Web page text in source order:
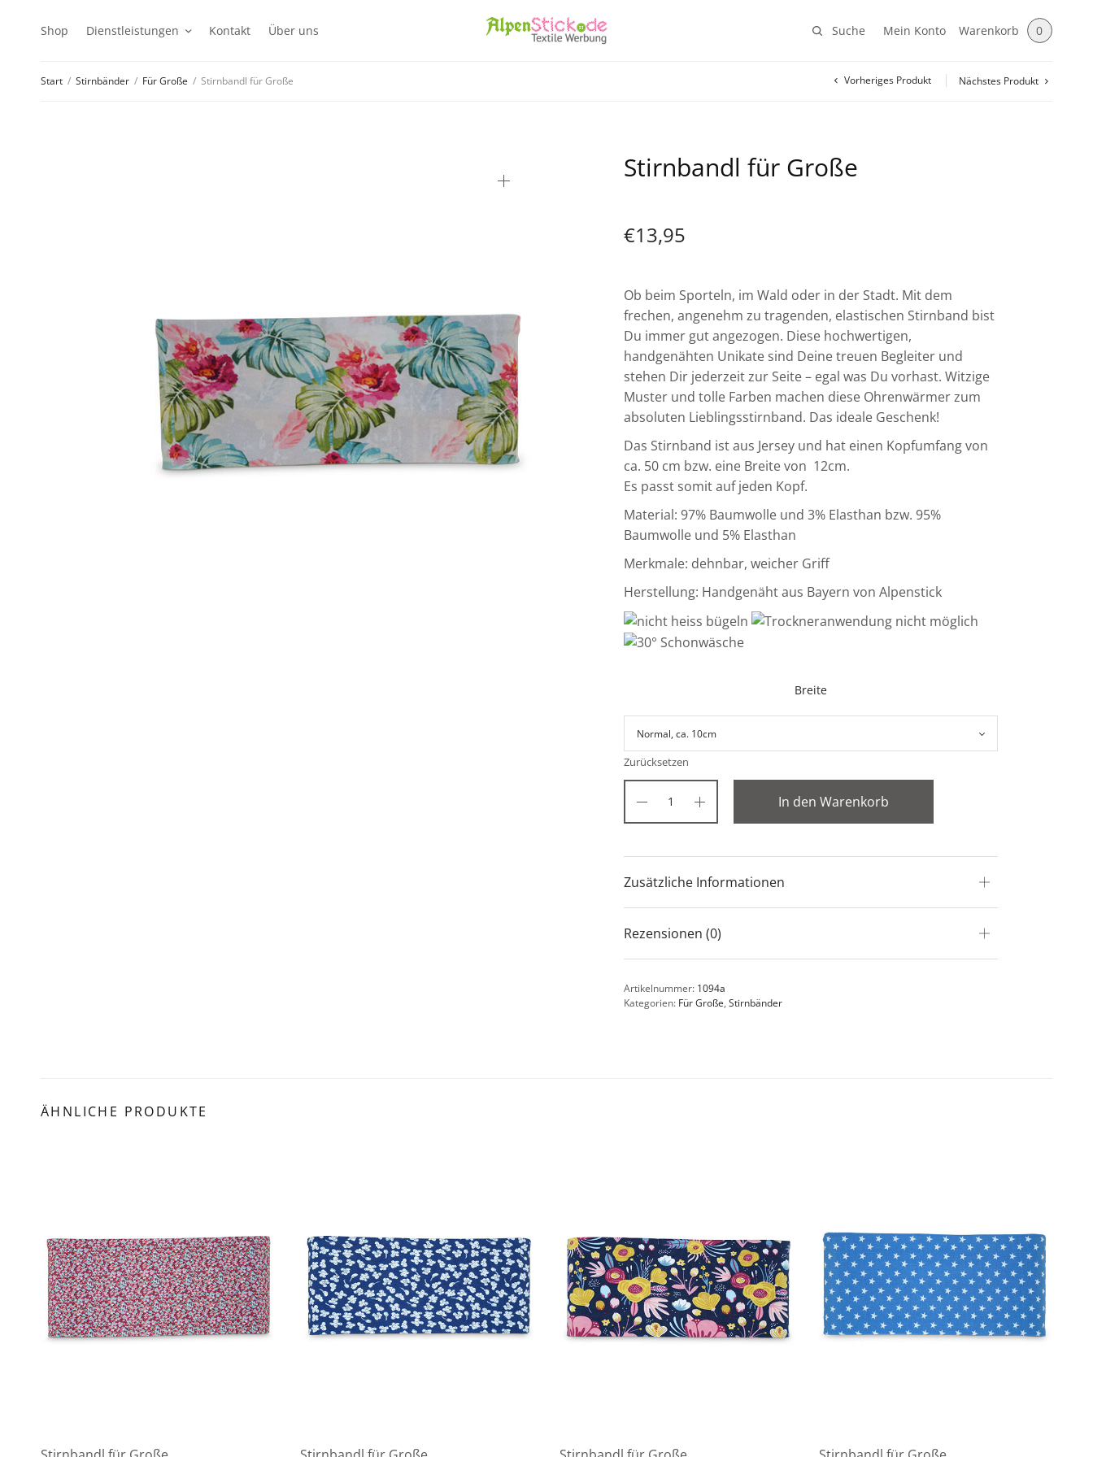
Shop Dienstleistungen Kontakt Über uns Suche Mein Konto Warenkorb 0
Start / Stirnbänder / Für Große / Stirnbandl für Große Vorheriges Produkt Nächstes Produkt
Stirnbandl für Große
€13,95
Ob beim Sporteln, im Wald oder in der Stadt. Mit dem
frechen, angenehm zu tragenden, elastischen Stirnband bist
Du immer gut angezogen. Diese hochwertigen,
handgenähten Unikate sind Deine treuen Begleiter und
stehen Dir jederzeit zur Seite – egal was Du vorhast. Witzige
Muster und tolle Farben machen diese Ohrenwärmer zum
absoluten Lieblingsstirnband. Das ideale Geschenk!
Das Stirnband ist aus Jersey und hat einen Kopfumfang von
ca. 50 cm bzw. eine Breite von 12cm.
Es passt somit auf jeden Kopf.
Material: 97% Baumwolle und 3% Elasthan bzw. 95%
Baumwolle und 5% Elasthan
Merkmale: dehnbar, weicher Griff
Herstellung: Handgenäht aus Bayern von Alpenstick
Breite
Zurücksetzen
In den Warenkorb
Zusätzliche Informationen
Rezensionen (0)
Artikelnummer: 1094a
Kategorien: Für Große, Stirnbänder
ÄHNLICHE PRODUKTE